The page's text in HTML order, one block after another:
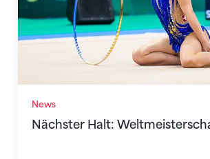
News
Nächster Halt: